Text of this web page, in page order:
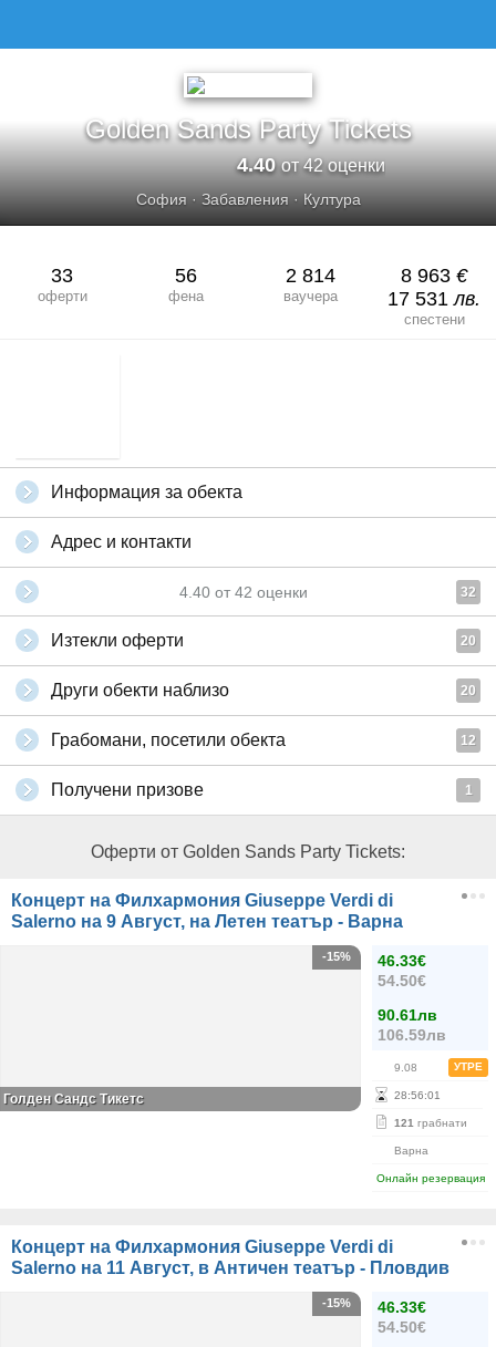
Golden Sands Party Tickets
4.40от 42 оценки
София· Забавления· Култура
33
оферти
56
фена
2 814
ваучера
8 963 €
17 531лв.
спестени
Информация за обекта
Адрес и контакти
4.40 от 42 оценки 32
Изтекли оферти 20
Други обекти наблизо 20
Грабомани, посетили обекта 12
Получени призове 1
Оферти от Golden Sands Party Tickets:
Концерт на Филхармония Giuseppe Verdi di
Salerno на 9 Август, на Летен театър - Варна
46.33€
54.50€
90.61лв
106.59лв
9.08 УТРЕ
28:56:01
121 грабнати
Варна
Онлайн резервация
-15%
Голден Сандс Тикетс
Концерт на Филхармония Giuseppe Verdi di
Salerno на 11 Август, в Античен театър - Пловдив
46.33€
54.50€
-15%